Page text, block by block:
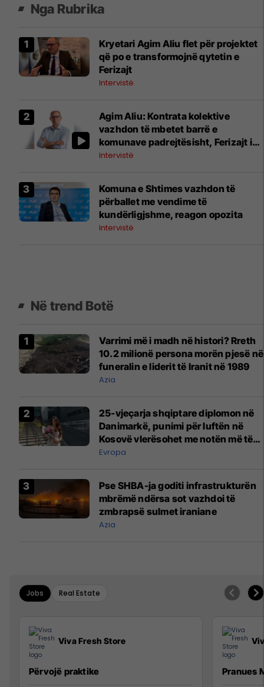
Nga Rubrika
Kryetari Agim Aliu flet për projektet
që po e transformojnë qytetin e
Ferizajt
Intervistë
Agim Aliu: Kontrata kolektive
vazhdon të mbetet barrë e
komunave padrejtësisht, Ferizajt i
faturohen 12.7 milionë euro për
Intervistë
Komuna e Shtimes vazhdon të
përballet me vendime të
kundërligjshme, reagon opozita
Intervistë
Në trend Botë
Varrimi më i madh në histori? Rreth
10.2 milionë persona morën pjesë në
funeralin e liderit të Iranit në 1989
Azia
25-vjeçarja shqiptare diplomon në
Danimarkë, punimi për luftën në
Kosovë vlerësohet me notën më të
lartë
Evropa
Pse SHBA-ja goditi infrastrukturën
mbrëmë ndërsa sot vazhdoi të
zmbrapsë sulmet iraniane
Azia
Jobs Real Estate
Viva Fresh Store
Përvojë praktike Pranues